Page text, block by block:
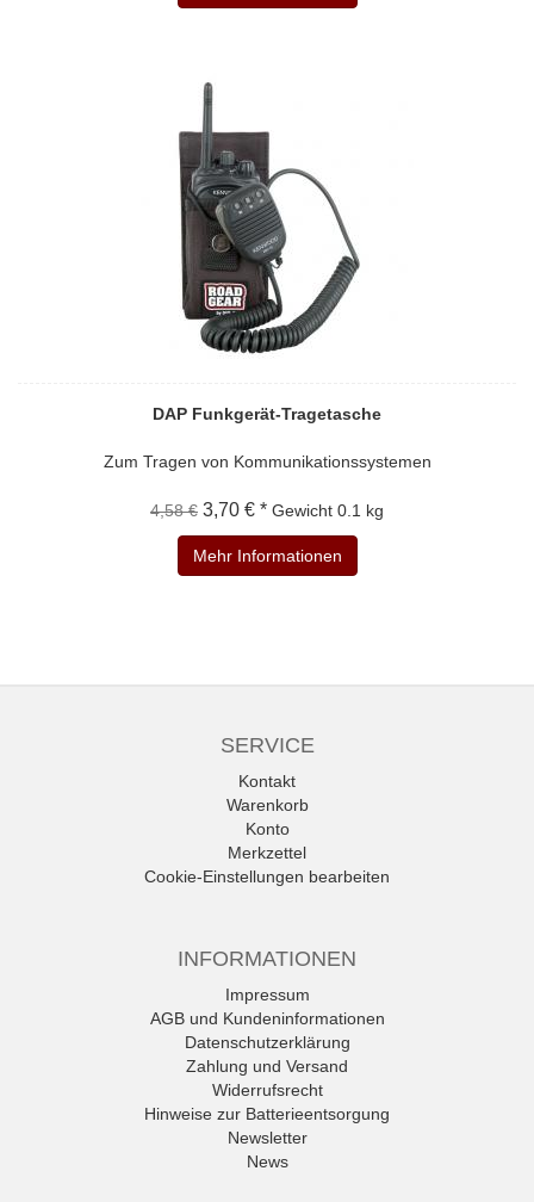
DAP Funkgerät-Tragetasche
Zum Tragen von Kommunikationssystemen
4,58 € 3,70 € * Gewicht 0.1 kg
Mehr Informationen
SERVICE
Kontakt
Warenkorb
Konto
Merkzettel
Cookie-Einstellungen bearbeiten
INFORMATIONEN
Impressum
AGB und Kundeninformationen
Datenschutzerklärung
Zahlung und Versand
Widerrufsrecht
Hinweise zur Batterieentsorgung
Newsletter
News